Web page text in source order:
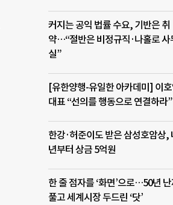
커지는 공익 법률 수요, 기반은 취
약…“절반은 비정규직·나홀로 사
실”
[유한양행-유일한 아카데미] 이
대표 “선의를 행동으로 연결하라”
한강·허준이도 받은 삼성호암상,
년부터 상금 5억원
한 줄 점자를 ‘화면’으로…50년 난
풀고 세계시장 두드린 ‘닷’